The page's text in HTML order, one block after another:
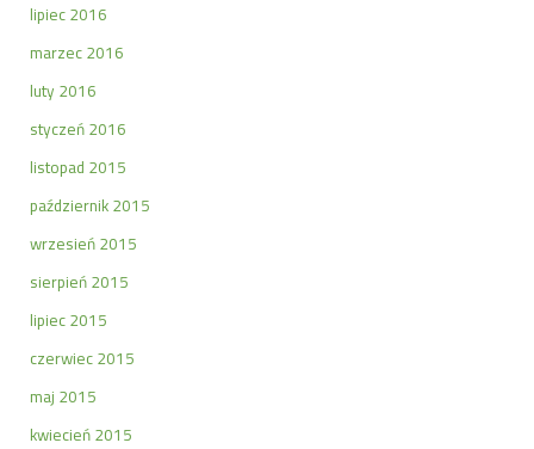
lipiec 2016
marzec 2016
luty 2016
styczeń 2016
listopad 2015
październik 2015
wrzesień 2015
sierpień 2015
lipiec 2015
czerwiec 2015
maj 2015
kwiecień 2015